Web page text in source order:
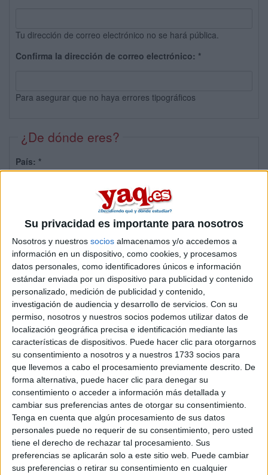
Su privacidad es importante para nosotros
Nosotros y nuestros socios almacenamos y/o accedemos a
información en un dispositivo, como cookies, y procesamos
datos personales, como identificadores únicos e información
estándar enviada por un dispositivo para publicidad y contenido
personalizado, medición de publicidad y contenido,
investigación de audiencia y desarrollo de servicios. Con su
permiso, nosotros y nuestros socios podemos utilizar datos de
localización geográfica precisa e identificación mediante las
características de dispositivos. Puede hacer clic para otorgarnos
su consentimiento a nosotros y a nuestros 1733 socios para
que llevemos a cabo el procesamiento previamente descrito. De
forma alternativa, puede hacer clic para denegar su
consentimiento o acceder a información más detallada y
cambiar sus preferencias antes de otorgar su consentimiento.
Tenga en cuenta que algún procesamiento de sus datos
personales puede no requerir de su consentimiento, pero usted
tiene el derecho de rechazar tal procesamiento. Sus
preferencias se aplicarán solo a este sitio web. Puede cambiar
sus preferencias o retirar su consentimiento en cualquier
Tu dirección de correo electrónico no se hará pública.
Confirma la dirección de correo electrónico: *
Para asegurar que no haya errores tipográficos
¿De dónde eres?
País: *
Sobre ti
Soy:*
Chico
Chica
¿En qué año terminas (o terminaste) bachillerato o FP?
Soy estudiante de:*
Términos y Condiciones de Uso